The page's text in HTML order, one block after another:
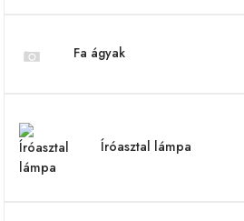
Fa ágyak
Íróasztal lámpa